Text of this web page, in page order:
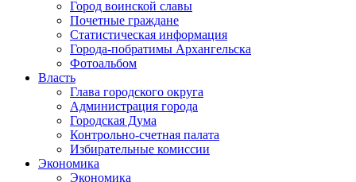
Город воинской славы
Почетные граждане
Статистическая информация
Города-побратимы Архангельска
Фотоальбом
Власть
Глава городского округа
Администрация города
Городская Дума
Контрольно-счетная палата
Избирательные комиссии
Экономика
Экономика